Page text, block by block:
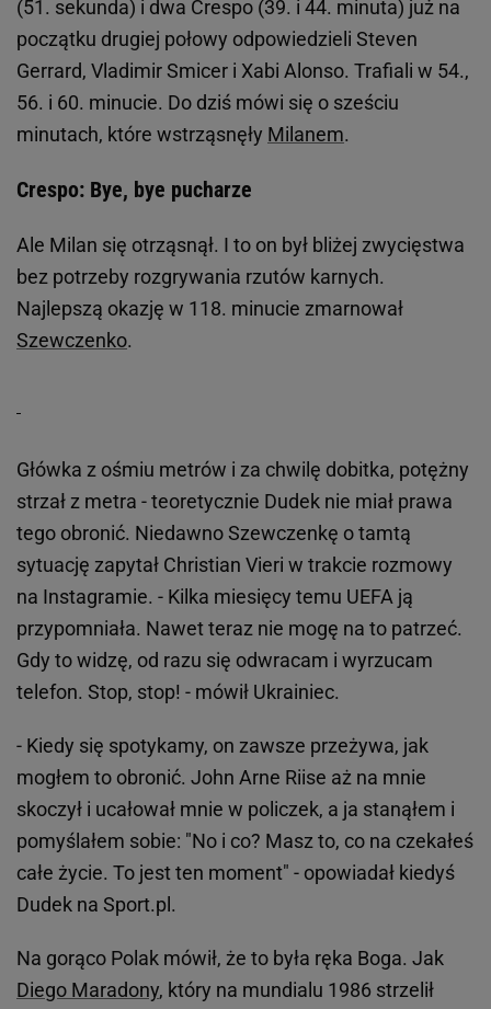
(51. sekunda) i dwa Crespo (39. i 44. minuta) już na
początku drugiej połowy odpowiedzieli Steven
Gerrard, Vladimir Smicer i Xabi Alonso. Trafiali w 54.,
56. i 60. minucie. Do dziś mówi się o sześciu
minutach, które wstrząsnęły Milanem.
Crespo: Bye, bye pucharze
Ale Milan się otrząsnął. I to on był bliżej zwycięstwa
bez potrzeby rozgrywania rzutów karnych.
Najlepszą okazję w 118. minucie zmarnował
Szewczenko.
Główka z ośmiu metrów i za chwilę dobitka, potężny
strzał z metra - teoretycznie Dudek nie miał prawa
tego obronić. Niedawno Szewczenkę o tamtą
sytuację zapytał Christian Vieri w trakcie rozmowy
na Instagramie. - Kilka miesięcy temu UEFA ją
przypomniała. Nawet teraz nie mogę na to patrzeć.
Gdy to widzę, od razu się odwracam i wyrzucam
telefon. Stop, stop! - mówił Ukrainiec.
- Kiedy się spotykamy, on zawsze przeżywa, jak
mogłem to obronić. John Arne Riise aż na mnie
skoczył i ucałował mnie w policzek, a ja stanąłem i
pomyślałem sobie: "No i co? Masz to, co na czekałeś
całe życie. To jest ten moment" - opowiadał kiedyś
Dudek na Sport.pl.
Na gorąco Polak mówił, że to była ręka Boga. Jak
Diego Maradony, który na mundialu 1986 strzelił